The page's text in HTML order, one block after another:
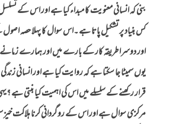
بنی کہ انسانی معنویت کا مبداء کیا ہے اور اس کے
کس بنیاد پر تشکیل پاتا ہے ۔اس سوال کا پہلا حصہ
اور دوسرا طریقہ کار کے بارے میں اور ہمارے
یوں سمیٹا جا سکتا ہے کہ روایت کیا ہے اور انسانی
قرار رکھنے کے سلسلے میں اس کی اہمیت کیا بنتی ہے
مرکزی سوال ہے اور اس کے روگردانی کرنا ہلاکت